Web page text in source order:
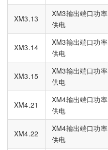
XM3.13
XM3输出端口功率
供电
XM3.14
XM3输出端口功率
供电
XM3.15
XM3输出端口功率
供电
XM4.21
XM4输出端口功率
供电
XM4.22
XM4输出端口功率
供电